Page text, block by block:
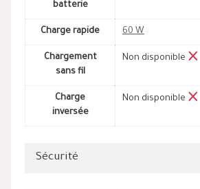
batterie
Charge rapide 60 W
Chargement
sans fil
Non disponible
Charge
inversée
Non disponible
Sécurité